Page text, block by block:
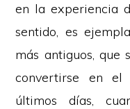
en la experiencia
sentido, es
más antiguos, que
convertirse en el
últimos días,